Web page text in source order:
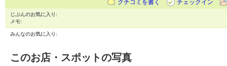
クチコミを書く
チェックイン
じぶんのお気に入り:
メモ:
みんなのお気に入り:
このお店・スポットの写真